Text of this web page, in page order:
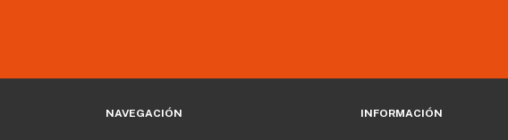
NAVEGACIÓN INFORMACIÓN